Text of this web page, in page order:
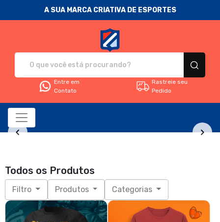
A SUA MARCA CRIATIVA DE ESPORTES
Fanática Sport Nation -
Entre em
Contato
Rastreie seu
Pedido
Todos os Produtos
Filtro Produtos Categorias